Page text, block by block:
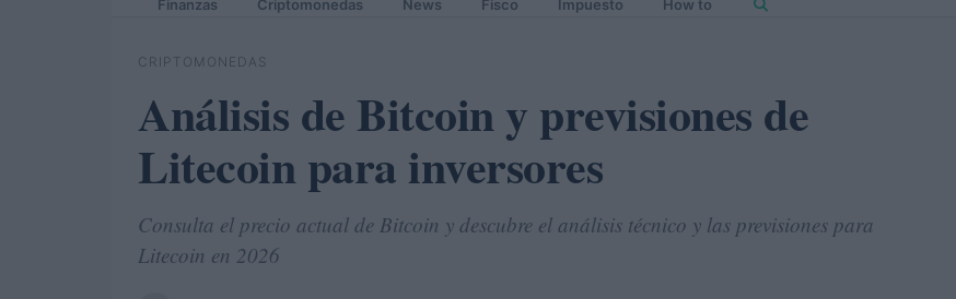
Finanzas Criptomonedas News Fisco Impuesto How to
CRIPTOMONEDAS
Análisis de Bitcoin y previsiones de
Litecoin para inversores
Consulta el precio actual de Bitcoin y descubre el análisis técnico y las previsiones para
Litecoin en 2026